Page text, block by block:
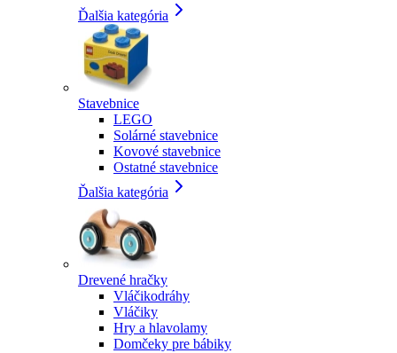
Ďalšia kategória
Stavebnice
LEGO
Solárné stavebnice
Kovové stavebnice
Ostatné stavebnice
Ďalšia kategória
Drevené hračky
Vláčikodráhy
Vláčiky
Hry a hlavolamy
Domčeky pre bábiky